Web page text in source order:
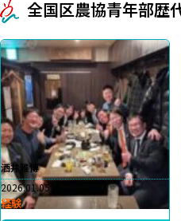
全国区農協青年部歴
洒井雅博
2026.01.05
経験